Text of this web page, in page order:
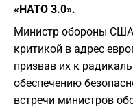
«НАТО 3.0».
Министр обороны США
критикой в адрес
призвав их к
обеспечению
встречи министров